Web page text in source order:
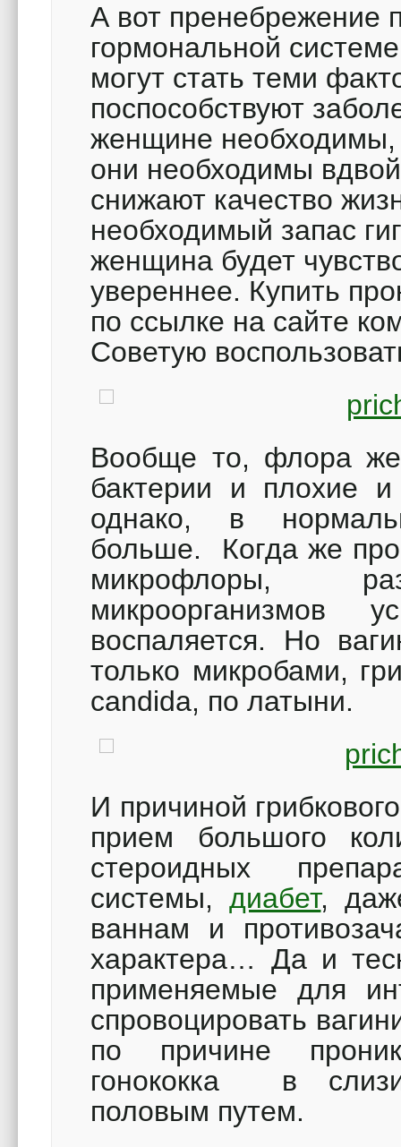
А вот пренебрежение
гормональной
могут стать теми
поспособствуют
женщине необходимы,
они необходимы
снижают качество
необходимый запас
женщина будет
увереннее. Купить
по ссылке на сайте
Советую
Вообще то, флора
бактерии и плохие
однако, в
больше. Когда же
микрофлоры,
микроорганизмов
воспаляется. Но
только микробами,
сandida, по латыни.
И причиной
прием большого
стероидных
системы,диабет,
ваннам и
характера… Да и
применяемые для
спровоцировать
по причине
гонококка в
половым путем.